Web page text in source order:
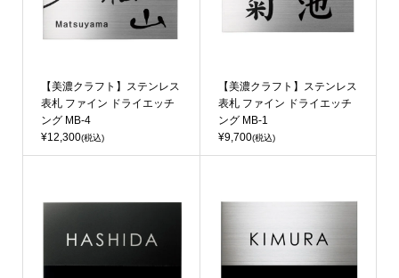
【美濃クラフト】ステンレス
表札 ファイン ドライエッチ
ング MB-4
¥12,300(税込)
【美濃クラフト】ステンレス
表札 ファイン ドライエッチ
ング MB-1
¥9,700(税込)